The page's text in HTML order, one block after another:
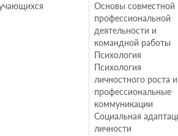
Основы совместной
профессиональной
деятельности и
командной работы
Психология
Психология
личностного роста и
профессиональные
коммуникации
Социальная
личности